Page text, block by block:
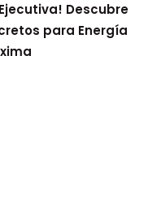
Descubre
para Energía